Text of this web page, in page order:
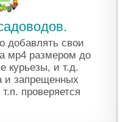
добавлять свои
мр4 размером до
курьезы, и т.д.
и запрещенных
проверяется